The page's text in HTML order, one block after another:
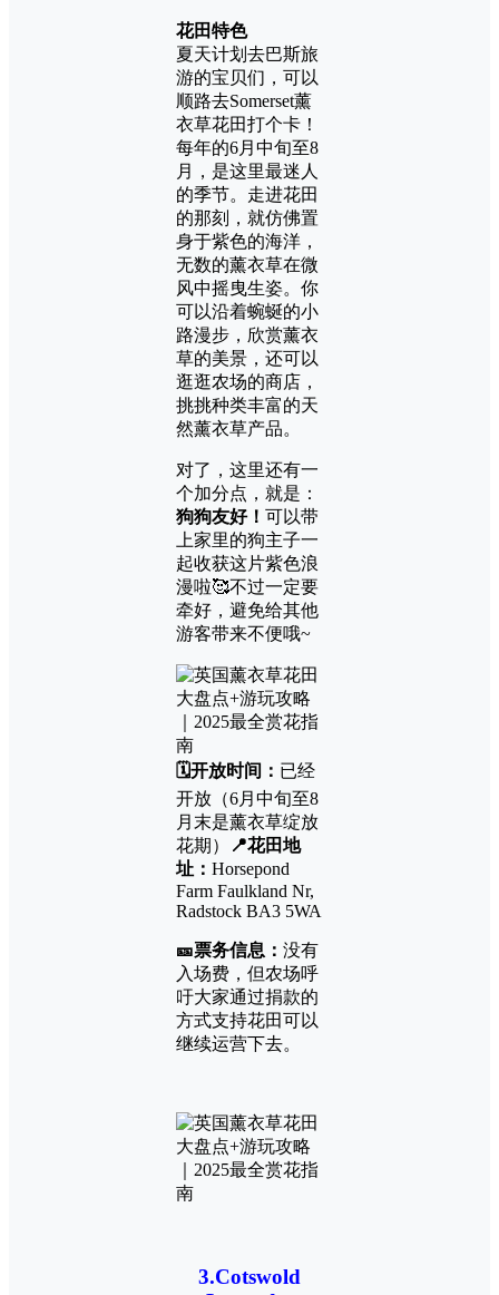
花田特色
夏天计划去巴斯旅
游的宝贝们，可以
顺路去Somerset薰
衣草花田打个卡！
每年的6月中旬至8
月，是这里最迷人
的季节。走进花田
的那刻，就仿佛置
身于紫色的海洋，
无数的薰衣草在微
风中摇曳生姿。你
可以沿着蜿蜒的小
路漫步，欣赏薰衣
草的美景，还可以
逛逛农场的商店，
挑挑种类丰富的天
然薰衣草产品。
对了，这里还有一
个加分点，就是：
狗狗友好！ 可以带
上家里的狗主子一
起收获这片紫色浪
漫啦🥰不过一定要
牵好，避免给其他
游客带来不便哦~
🗓️开放时间： 已经
开放（6月中旬至8
月末是薰衣草绽放
花期）
📍花田地
址： Horsepond
Farm Faulkland Nr,
Radstock BA3 5WA
🎫票务信息： 没有
入场费，但农场呼
吁大家通过捐款的
方式支持花田可以
继续运营下去。
3.Cotswold